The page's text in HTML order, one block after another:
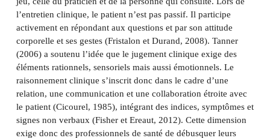
l’entretien clinique, le patient n’est pas passif. Il participe
activement en répondant aux questions et par son attitude
corporelle et ses gestes (Fristalon et Durand, 2008). Tanner
(2006) a soutenu l’idée que le jugement clinique exige des
éléments rationnels, sensoriels mais aussi émotionnels. Le
raisonnement clinique s’inscrit donc dans le cadre d’une
relation, une communication et une collaboration étroite avec
le patient (Cicourel, 1985), intégrant des indices, symptômes et
signes non verbaux (Fisher et Ereaut, 2012). Cette dimension
exige donc des professionnels de santé de débusquer leurs